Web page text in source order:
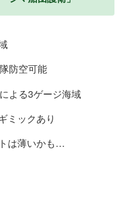
防空可能
よる3ゲージ海域
ミックあり
は薄いかも…